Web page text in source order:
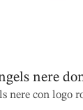
nere
nere con logo